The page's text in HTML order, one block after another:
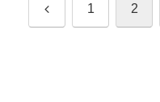
前 1 2